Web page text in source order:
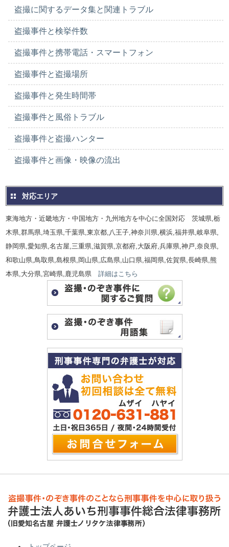
盗撮に関するデータ集と関連トラブル
盗撮事件と検挙件数
盗撮事件と携帯電話・スマートフォン
盗撮事件と盗撮場所
盗撮事件と発生時間帯
盗撮事件と風俗トラブル
盗撮事件と盗撮ハンター
盗撮事件と画像・映像の流出
対応エリア
東海地方・近畿地方・中国地方・九州地方を中心に全国対応 茨城県,栃
木県,群馬県,埼玉県,千葉県,東京都,八王子,神奈川県,横浜,福井県,岐阜県,
静岡県,愛知県,名古屋,三重県,滋賀県,京都府,大阪府,兵庫県,神戸,奈良県,
和歌山県,鳥取県,島根県,岡山県,広島県,山口県,福岡県,佐賀県,長崎県,熊
本県,大分県,宮崎県,鹿児島県詳細はこちら